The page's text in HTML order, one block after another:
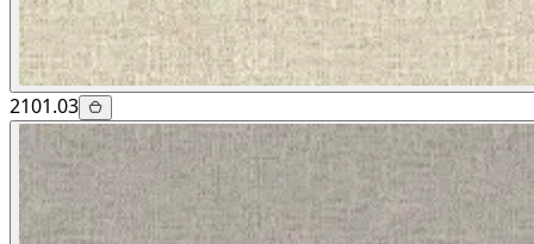
2101.03